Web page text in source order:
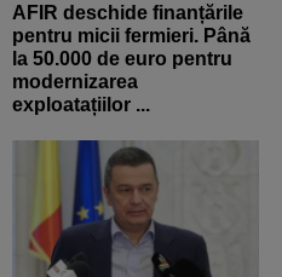
AFIR deschide finanțările
pentru micii fermieri. Până
la 50.000 de euro pentru
modernizarea
exploatațiilor ...